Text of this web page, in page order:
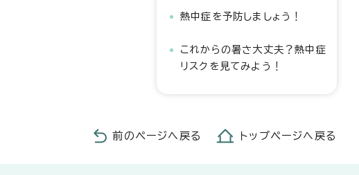
熱中症を予防しましょう！
これからの暑さ大丈夫？熱中症
リスクを見てみよう！
前のページへ戻る トップページへ戻る